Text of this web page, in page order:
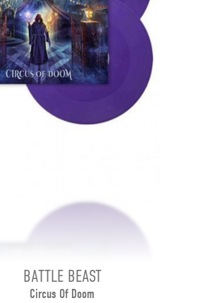
BATTLE BEAST
Circus Of Doom